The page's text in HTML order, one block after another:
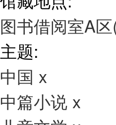
图书借阅室A
主题:
中国 x
中篇小说 x